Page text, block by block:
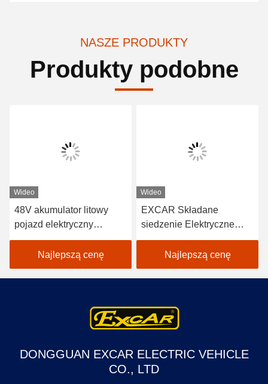
NASZE PRODUKTY
Produkty podobne
Wideo
48V akumulator litowy
pojazd elektryczny
samochód golfowy
EXCAR A1S6 + 2 biały
Najlepszą cenę
Wideo
EXCAR Składane
siedzenie Elektryczne
wózki golfowe Zasilany
baterią litową 48 V
Najlepszą cenę
DONGGUAN EXCAR ELECTRIC VEHICLE
CO., LTD